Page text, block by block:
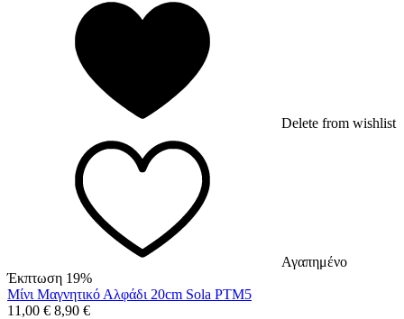
Delete from wishlist
Αγαπημένο
Έκπτωση 19%
Μίνι Μαγνητικό Αλφάδι 20cm Sola PTM5
11,00 € 8,90 €